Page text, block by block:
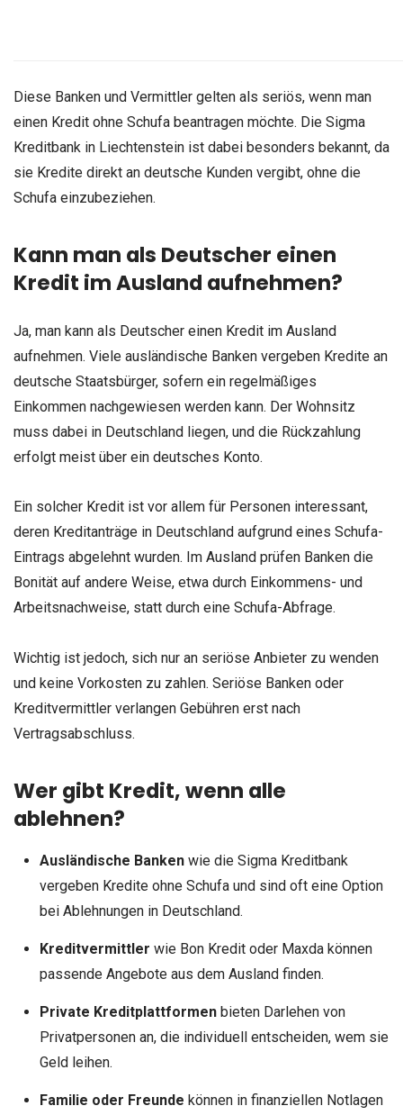
Diese Banken und Vermittler gelten als seriös, wenn man
einen Kredit ohne Schufa beantragen möchte. Die Sigma
Kreditbank in Liechtenstein ist dabei besonders bekannt, da
sie Kredite direkt an deutsche Kunden vergibt, ohne die
Schufa einzubeziehen.
Kann man als Deutscher einen
Kredit im Ausland aufnehmen?
Ja, man kann als Deutscher einen Kredit im Ausland
aufnehmen. Viele ausländische Banken vergeben Kredite an
deutsche Staatsbürger, sofern ein regelmäßiges
Einkommen nachgewiesen werden kann. Der Wohnsitz
muss dabei in Deutschland liegen, und die Rückzahlung
erfolgt meist über ein deutsches Konto.
Ein solcher Kredit ist vor allem für Personen interessant,
deren Kreditanträge in Deutschland aufgrund eines Schufa-
Eintrags abgelehnt wurden. Im Ausland prüfen Banken die
Bonität auf andere Weise, etwa durch Einkommens- und
Arbeitsnachweise, statt durch eine Schufa-Abfrage.
Wichtig ist jedoch, sich nur an seriöse Anbieter zu wenden
und keine Vorkosten zu zahlen. Seriöse Banken oder
Kreditvermittler verlangen Gebühren erst nach
Vertragsabschluss.
Wer gibt Kredit, wenn alle
ablehnen?
Ausländische Bankenwie die Sigma Kreditbank
vergeben Kredite ohne Schufa und sind oft eine Option
bei Ablehnungen in Deutschland.
Kreditvermittler wie Bon Kredit oder Maxda können
passende Angebote aus dem Ausland finden.
Private Kreditplattformenbieten Darlehen von
Privatpersonen an, die individuell entscheiden, wem sie
Geld leihen.
Familie oder Freunde können in finanziellen Notlagen